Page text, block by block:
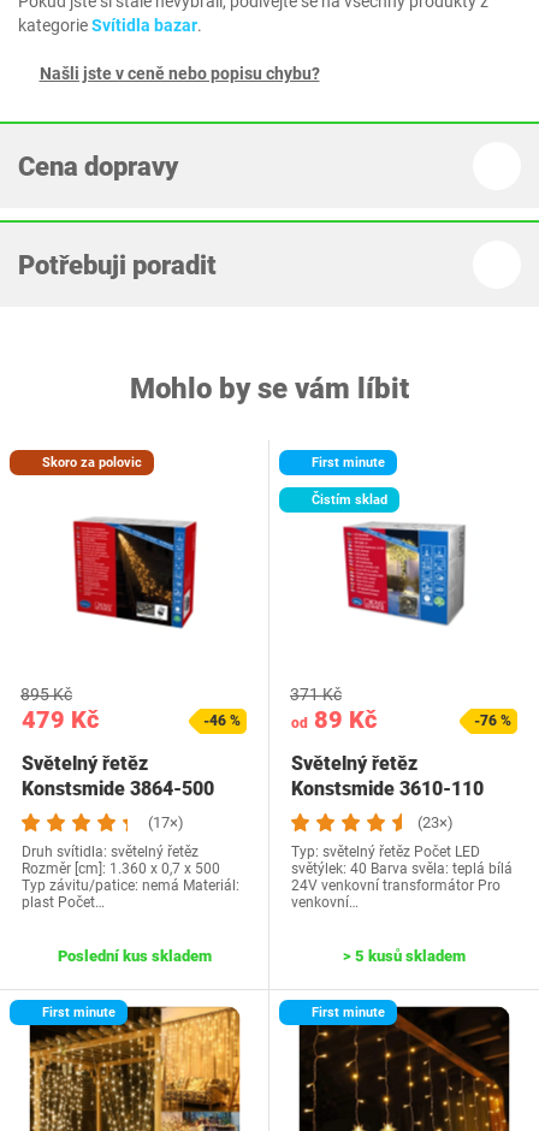
kategorieSvítidla bazar.
Našli jste v ceně nebo popisu chybu?
Cena dopravy
Potřebuji poradit
Mohlo by se vám líbit
Skoro za polovic
479 Kč
895 Kč
-46 %
Světelný řetěz
Konstsmide 3864-500
(17×)
Druh svítidla: světelný řetěz
Rozměr [cm]: 1.360 x 0,7 x 500
Typ závitu/patice: nemá Materiál:
plast Počet…
Poslední kus skladem
First minute
Čistím sklad
od 89 Kč
371 Kč
-76 %
Světelný řetěz
Konstsmide 3610-110
(23×)
Typ: světelný řetěz Počet LED
světýlek: 40 Barva svěla: teplá bílá
24V venkovní transformátor Pro
venkovní…
> 5 kusů skladem
First minute First minute